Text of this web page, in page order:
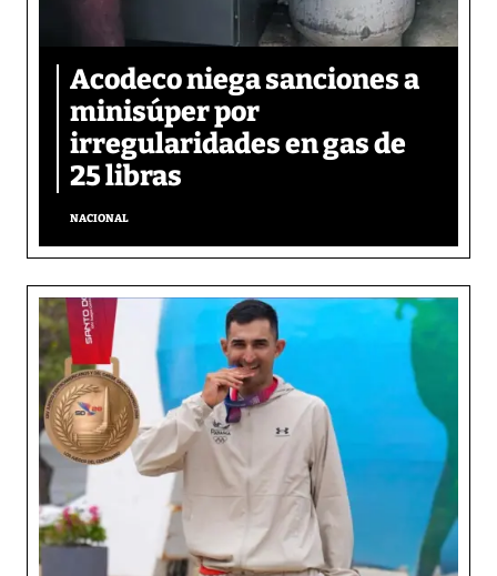
Acodeco niega sanciones a
minisúper por
irregularidades en gas de
25 libras
NACIONAL